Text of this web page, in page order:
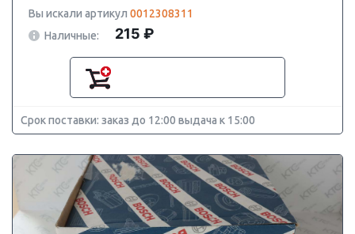
Вы искали артикул 0012308311
Наличные:
215 ₽
Срок поставки: заказ до 12:00 выдача к 15:00